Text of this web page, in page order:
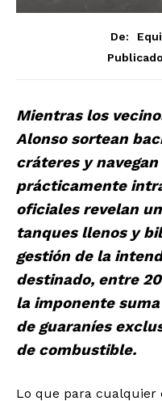
De:
Mientras los
Alonso sortean
cráteres y
prácticamente
oficiales revelan
tanques llenos y
gestión de la
destinado, entre
la imponente
de guaraníes
de combustible.
Lo que para cualquier